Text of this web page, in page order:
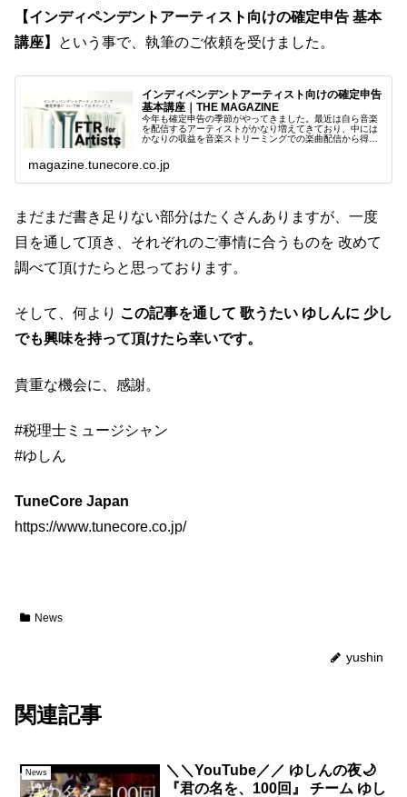
【インディペンデントアーティスト向けの確定申告 基本
講座】
という事で、執筆のご依頼を受けました。
インディペンデントアーティスト向けの確定申告
基本講座｜THE MAGAZINE
今年も確定申告の季節がやってきました。最近は自ら音楽
を配信するアーティストがかなり増えてきており、中には
かなりの収益を音楽ストリーミングでの楽曲配信から得て
magazine.tunecore.co.jp
まだまだ書き足りない部分はたくさんありますが、一度
目を通して頂き、それぞれのご事情に合うものを 改めて
調べて頂けたらと思っております。
そして、何より この記事を通して 歌うたい ゆしんに 少し
でも興味を持って頂けたら幸いです。
貴重な機会に、感謝。
#税理士ミュージシャン
#ゆしん
TuneCore Japan
https://www.tunecore.co.jp/
News
yushin
関連記事
News
＼＼YouTube／／ ゆしんの夜🌙
『君の名を、100回』 チーム ゆし